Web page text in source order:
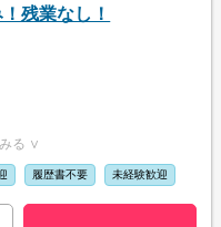
残業なし！
る ∨
履歴書不要 未経験歓迎